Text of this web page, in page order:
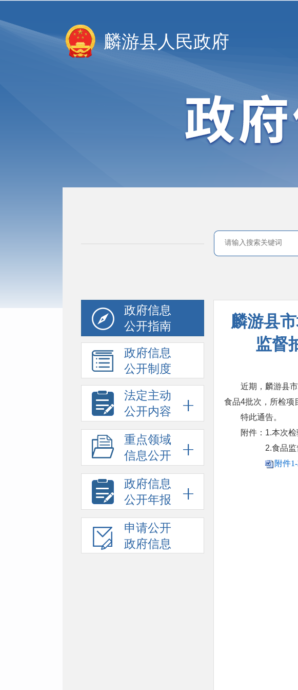
麟游县人民政府
政府信息
公开指南
政府信息
公开制度
法定主动
公开内容
重点领域
信息公开
政府信息
公开年报
申请公开
政府信息
麟游县
监督
近期，麟游县
食品4批次，所检项
特此通告。
附件：1.本次检
2.食品监督
附件